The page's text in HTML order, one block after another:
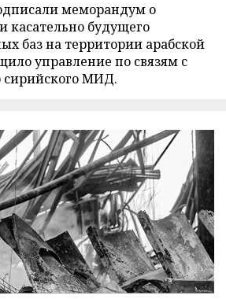
меморандум о
будущего
баз на территории арабской
управление по связям с
сирийского МИД.